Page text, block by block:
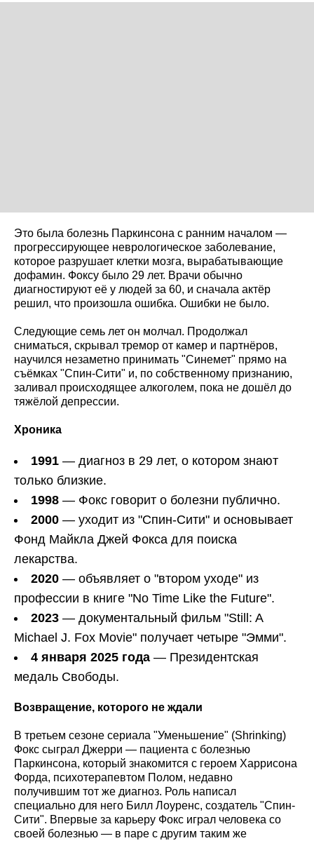
Это была болезнь Паркинсона с ранним началом —
прогрессирующее неврологическое заболевание,
которое разрушает клетки мозга, вырабатывающие
дофамин. Фоксу было 29 лет. Врачи обычно
диагностируют её у людей за 60, и сначала актёр
решил, что произошла ошибка. Ошибки не было.
Следующие семь лет он молчал. Продолжал
сниматься, скрывал тремор от камер и партнёров,
научился незаметно принимать "Синемет" прямо на
съёмках "Спин-Сити" и, по собственному признанию,
заливал происходящее алкоголем, пока не дошёл до
тяжёлой депрессии.
Хроника
1991 — диагноз в 29 лет, о котором знают
только близкие.
1998 — Фокс говорит о болезни публично.
2000 — уходит из "Спин-Сити" и основывает
Фонд Майкла Джей Фокса для поиска
лекарства.
2020 — объявляет о "втором уходе" из
профессии в книге "No Time Like the Future".
2023 — документальный фильм "Still: A
Michael J. Fox Movie" получает четыре "Эмми".
4 января 2025 года — Президентская
медаль Свободы.
Возвращение, которого не ждали
В третьем сезоне сериала "Уменьшение" (Shrinking)
Фокс сыграл Джерри — пациента с болезнью
Паркинсона, который знакомится с героем Харрисона
Форда, психотерапевтом Полом, недавно
получившим тот же диагноз. Роль написал
специально для него Билл Лоуренс, создатель "Спин-
Сити". Впервые за карьеру Фокс играл человека со
своей болезнью — в паре с другим таким же